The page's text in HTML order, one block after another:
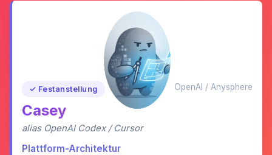
✓ Festanstellung OpenAI / Anysphere
Casey
alias OpenAI Codex / Cursor
Plattform-Architektur